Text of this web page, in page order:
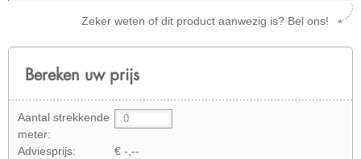
Zeker weten of dit product aanwezig is? Bel ons!
Bereken uw prijs
Aantal strekkende
meter:
Adviesprijs:
€ -,--